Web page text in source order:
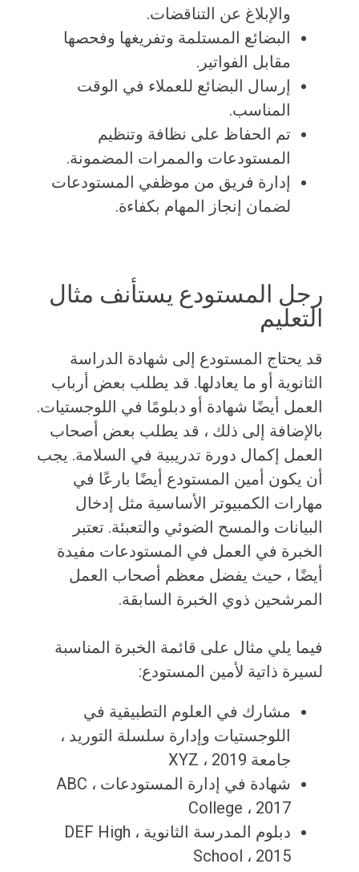
والإبلاغ عن التناقضات.
البضائع المستلمة وتفريغها وفحصها
مقابل الفواتير.
إرسال البضائع للعملاء في الوقت
المناسب.
تم الحفاظ على نظافة وتنظيم
المستودعات والممرات المضمونة.
إدارة فريق من موظفي المستودعات
لضمان إنجاز المهام بكفاءة.
رجل المستودع يستأنف مثال
التعليم
قد يحتاج المستودع إلى شهادة الدراسة
الثانوية أو ما يعادلها. قد يطلب بعض أرباب
العمل أيضًا شهادة أو دبلومًا في اللوجستيات.
بالإضافة إلى ذلك ، قد يطلب بعض أصحاب
العمل إكمال دورة تدريبية في السلامة. يجب
أن يكون أمين المستودع أيضًا بارعًا في
مهارات الكمبيوتر الأساسية مثل إدخال
البيانات والمسح الضوئي والتعبئة. تعتبر
الخبرة في العمل في المستودعات مفيدة
أيضًا ، حيث يفضل معظم أصحاب العمل
المرشحين ذوي الخبرة السابقة.
فيما يلي مثال على قائمة الخبرة المناسبة
لسيرة ذاتية لأمين المستودع:
مشارك في العلوم التطبيقية في
اللوجستيات وإدارة سلسلة التوريد ،
جامعة XYZ ، 2019
شهادة في إدارة المستودعات ، ABC
College ، 2017
دبلوم المدرسة الثانوية ، DEF High
School ، 2015